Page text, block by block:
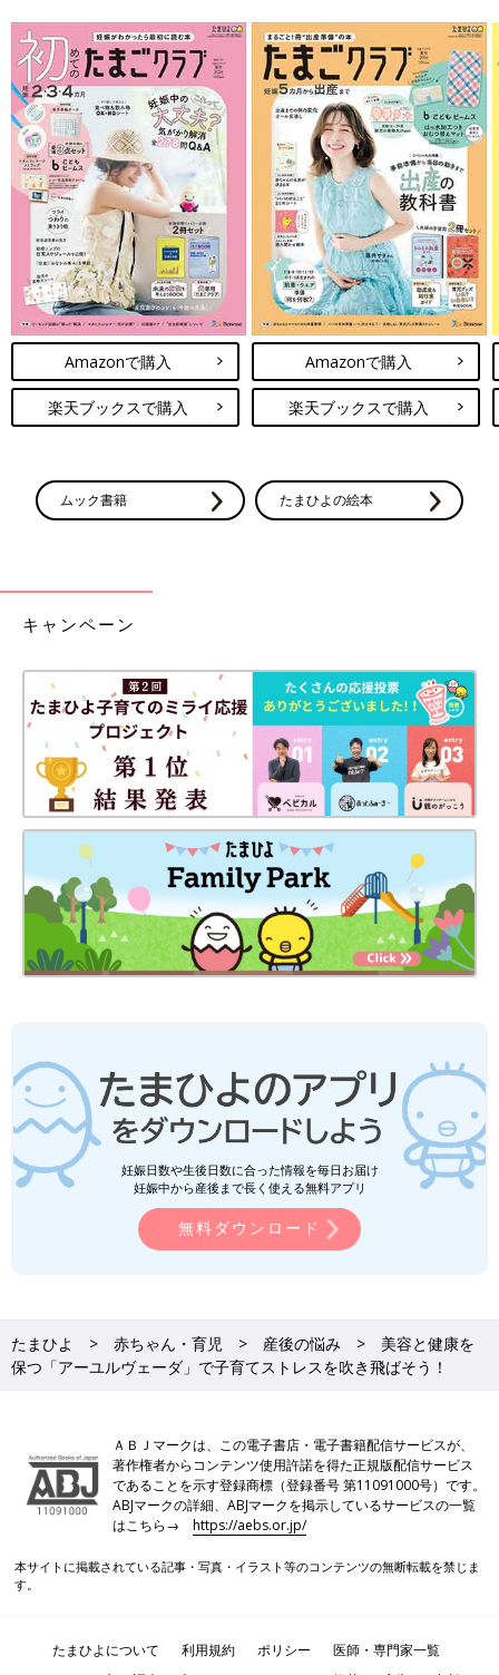
子育てをしているとイライラしてしまうことも多いと思います。
イライラはお肌にもよくありませんし、健康にも影響を与えます
ので、アーユルヴェーダ式の五感を解放していくストレス解消法
でスッキリしてみませんか。ここでご紹介するストレス解消法
は、「1.五感」「2.芳香療法」「3.食事法」「4.運動」の4つがあ
ります。このストレス解消法のポイントはそれぞれのドーシャタ
イプで異なりますので、あなたのドーシャタイプに合わせて試し
てみてください。
ヴァ―タ（風）のストレス解消法
1.五感
ヴァ―タタイプは、「聴覚」と「触覚」を癒していくことでメン
タルタイプが穏やかになると言われています。
例えば、心地よい音楽を聴くこと。これはお家やお風呂などリラ
ックスできる場所で行ってください。さらに、心地よいと感じる
香りをたくと一層効果がアップしますよ。就寝前に手軽にできる
2.芳香療法
3.食事法
です。生野菜がいいと言われていますが、ヴァータタイプの人は
とくに温野菜がおすすめで、他にも温かいものやゆでた料理を食
べましょう。味は「甘」「酸」「塩」味のあるものが合っていま
す。
4.運動
ヴァ―タタイプは、軽めのダンスやウオーキング、ヨガなどがス
トレス解消にも効果的です。
ピッタ（火）のストレス解消法
1.五感
ピッタタイプは「視覚」が重要です。キレイと感じる景色を見る
2.芳香療法
ピッタタイプには、ジャスミンやサンダルウッドの香りが良いで
す。これらの香りを部屋にディフューズしたり、お風呂に入れて
みたりしてください。
生野菜や生フルーツが身体を冷やすからよくないと言われていま
すが、ピッタタイプの人だけは生ものや冷たいものがおすすめで
4.運動
ピッタタイプはジョギングや速いウオーキングなどの運動がスト
カパ（水）のストレス解消法
1.五感
カパタイプは、「嗅覚」と「味覚」が癒されますので、心地よい
になれます。心地よいと感じる香りをたきながらゆっくり眠ると
2.芳香療法
Amazonで購入
楽天ブックスで購入
Amazonで購入
楽天ブックスで購入
ムック書籍 たまひよの絵本
キャンペーン
妊娠日数や生後日数に合った情報を毎日お届け
妊娠中から産後まで長く使える無料アプリ
無料ダウンロード
たまひよ 赤ちゃん・育児 産後の悩み
美容と健康を
保つ「アーユルヴェーダ」で子育てストレスを吹き飛ばそう！
ＡＢＪマークは、この電子書店・電子書籍配信サービスが、
著作権者からコンテンツ使用許諾を得た正規版配信サービス
であることを示す登録商標（登録番号 第11091000号）です。
ABJマークの詳細、ABJマークを掲示しているサービスの一覧
はこちら→https://aebs.or.jp/
本サイトに掲載されている記事・写真・イラスト等のコンテンツの無断転載を禁じま
す。
たまひよについて 利用規約 ポリシー
医師・専門家一覧